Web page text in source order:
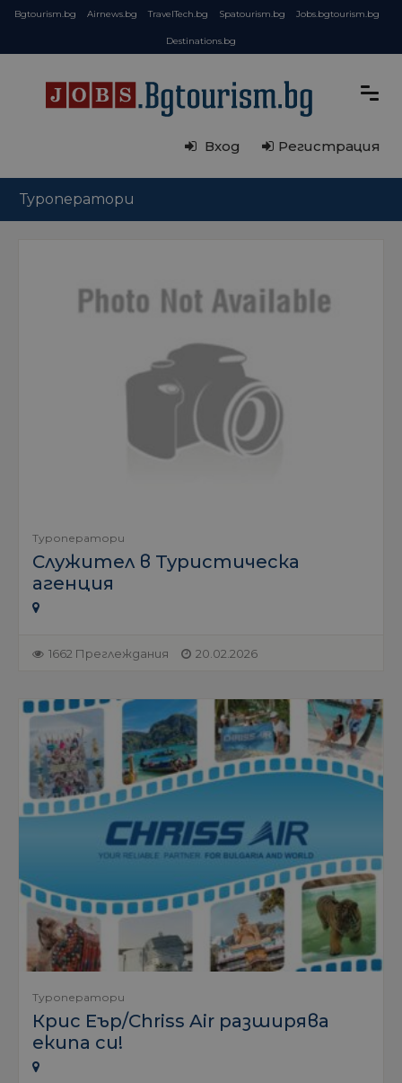
Bgtourism.bg Airnews.bg TravelTech.bg Spatourism.bg Jobs.bgtourism.bg
Destinations.bg
Вход Регистрация
Туроператори
Туроператори
Служител в Туристическа
агенция
1662 Преглеждания 20.02.2026
Туроператори
Крис Еър/Chriss Air разширява
екипа си!